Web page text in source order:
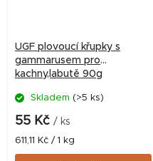
UGF plovoucí křupky s
gammarusem pro
kachny,labutě 90g
Skladem (>5 ks)
55 Kč / ks
Měrná
cena:
611,11 Kč / 1 kg